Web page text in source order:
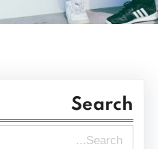
Search